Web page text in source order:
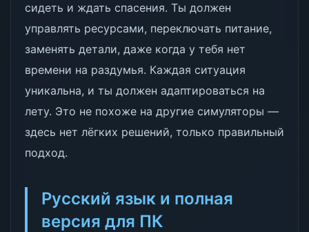
сидеть и ждать спасения. Ты должен
управлять ресурсами, переключать питание,
заменять детали, даже когда у тебя нет
времени на раздумья. Каждая ситуация
уникальна, и ты должен адаптироваться на
лету. Это не похоже на другие симуляторы —
здесь нет лёгких решений, только правильный
подход.
Русский язык и полная
версия для ПК